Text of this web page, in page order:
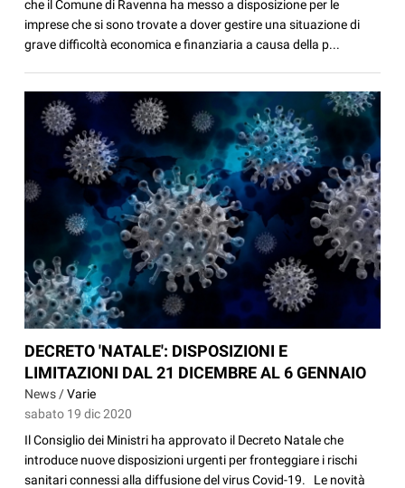
che il Comune di Ravenna ha messo a disposizione per le
imprese che si sono trovate a dover gestire una situazione di
grave difficoltà economica e finanziaria a causa della p...
DECRETO 'NATALE': DISPOSIZIONI E
LIMITAZIONI DAL 21 DICEMBRE AL 6 GENNAIO
News /Varie
sabato 19 dic 2020
Il Consiglio dei Ministri ha approvato il Decreto Natale che
introduce nuove disposizioni urgenti per fronteggiare i rischi
sanitari connessi alla diffusione del virus Covid-19. Le novità